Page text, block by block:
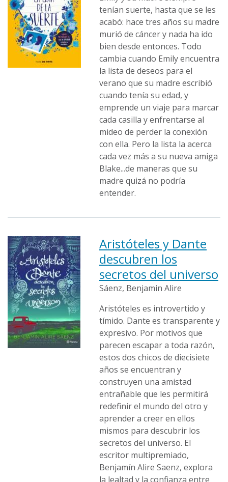
tenían suerte, hasta que se les
acabó: hace tres años su madre
murió de cáncer y nada ha ido
bien desde entonces. Todo
cambia cuando Emily encuentra
la lista de deseos para el
verano que su madre escribió
cuando tenía su edad, y
emprende un viaje para marcar
cada casilla y enfrentarse al
mideo de perder la conexión
con ella. Pero la lista la acerca
cada vez más a su nueva amiga
Blake...de maneras que su
madre quizá no podría
entender.
Aristóteles y Dante
descubren los
secretos del universo
Sáenz, Benjamin Alire
Aristóteles es introvertido y
tímido. Dante es transparente y
expresivo. Por motivos que
parecen escapar a toda razón,
estos dos chicos de diecisiete
años se encuentran y
construyen una amistad
entrañable que les permitirá
redefinir el mundo del otro y
aprender a creer en ellos
mismos para descubrir los
secretos del universo. El
escritor multipremiado,
Benjamín Alire Saenz, explora
la lealtad y la confianza entre